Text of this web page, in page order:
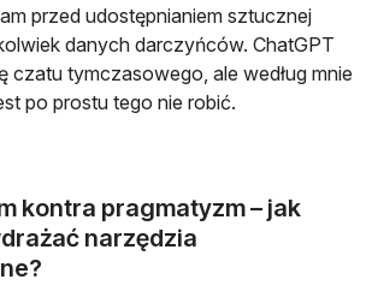
przed udostępnianiem sztucznej
danych darczyńców. ChatGPT
czatu tymczasowego, ale według mnie
po prostu tego nie robić.
kontra pragmatyzm – jak
narzędzia